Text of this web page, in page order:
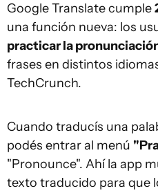
Google Translate cumple
una función nueva: los
practicar la
frases en distintos
TechCrunch.
Cuando traducís una
podés entrar al menú
"Pronounce". Ahí la app
texto traducido para que